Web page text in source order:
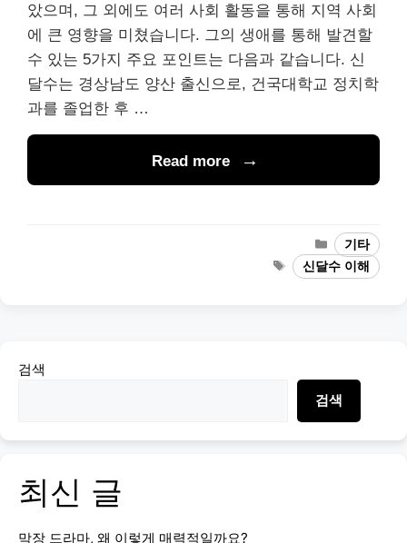
았으며, 그 외에도 여러 사회 활동을 통해 지역 사회
에 큰 영향을 미쳤습니다. 그의 생애를 통해 발견할
수 있는 5가지 주요 포인트는 다음과 같습니다. 신
달수는 경상남도 양산 출신으로, 건국대학교 정치학
과를 졸업한 후 …
Read more
Categories
기타
Tags
신달수 이해
검색
검색
최신 글
막장 드라마, 왜 이렇게 매력적일까요?